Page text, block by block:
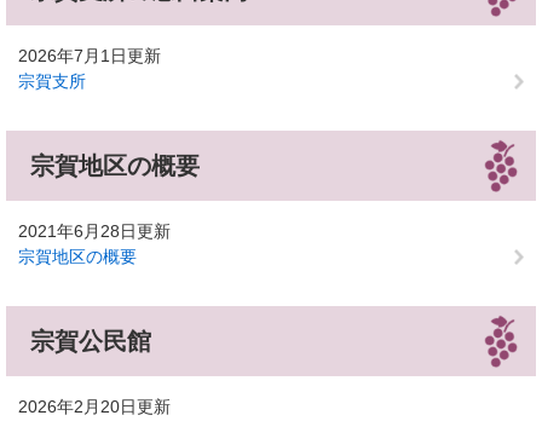
2026年7月1日更新
宗賀支所
宗賀地区の概要
2021年6月28日更新
宗賀地区の概要
宗賀公民館
2026年2月20日更新